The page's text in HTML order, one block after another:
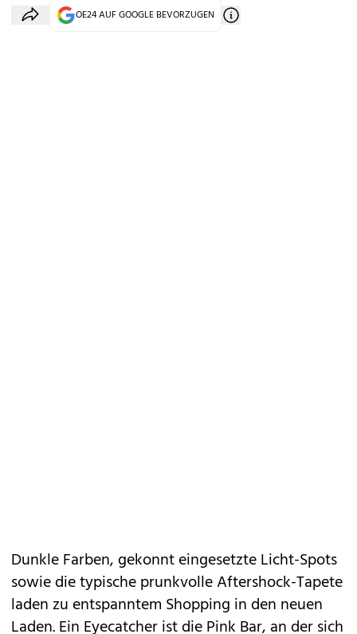
OE24 AUF GOOGLE BEVORZUGEN
Dunkle Farben, gekonnt eingesetzte Licht-Spots
sowie die typische prunkvolle Aftershock-Tapete
laden zu entspanntem Shopping in den neuen
Laden. Ein Eyecatcher ist die Pink Bar, an der sich